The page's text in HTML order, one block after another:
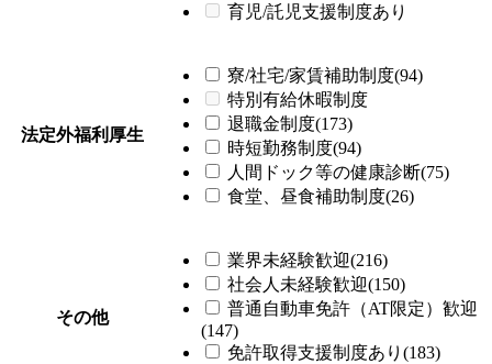
育児/託児支援制度あり
法定外福利厚生
寮/社宅/家賃補助制度(94)
特別有給休暇制度
退職金制度(173)
時短勤務制度(94)
人間ドック等の健康診断(75)
食堂、昼食補助制度(26)
その他
業界未経験歓迎(216)
社会人未経験歓迎(150)
普通自動車免許（AT限定）歓迎
(147)
免許取得支援制度あり(183)